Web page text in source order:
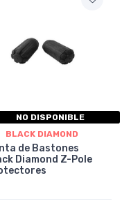
NO DISPONIBLE
BLACK DIAMOND
de Bastones
Diamond Z-Pole